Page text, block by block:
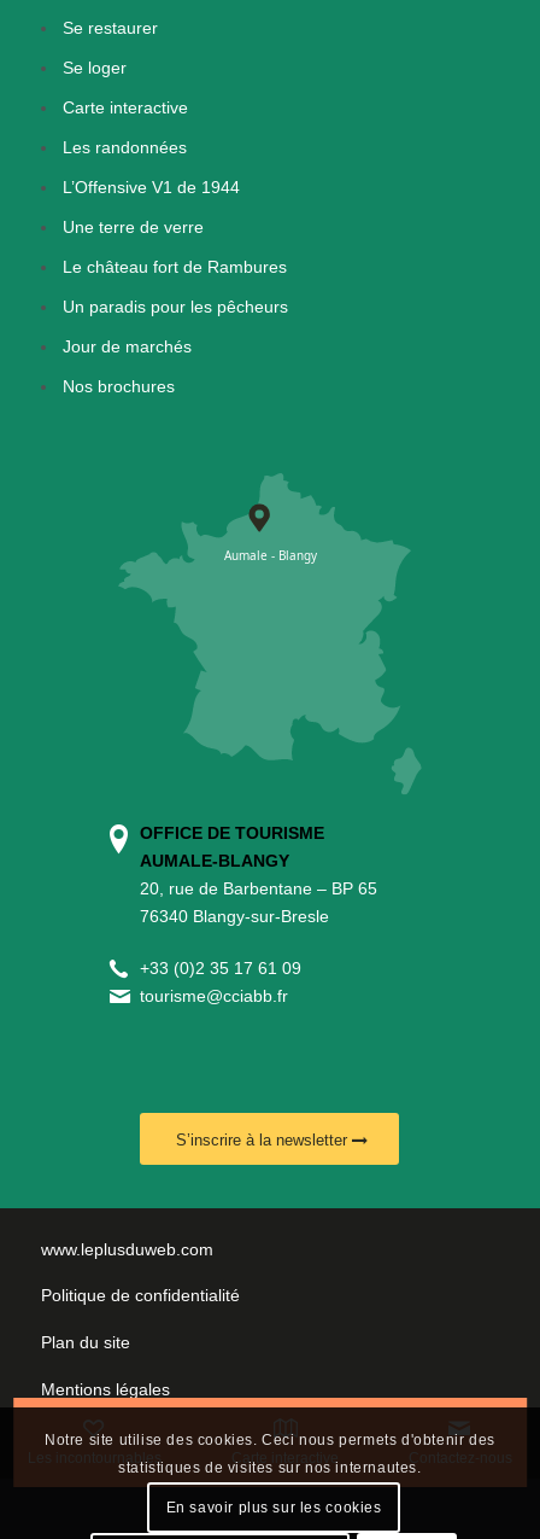
Les incontournables Carte interactive Contactez-nous
Se restaurer
Se loger
Carte interactive
Les randonnées
L’Offensive V1 de 1944
Une terre de verre
Le château fort de Rambures
Un paradis pour les pêcheurs
Jour de marchés
Nos brochures
OFFICE DE TOURISME
AUMALE-BLANGY
20, rue de Barbentane – BP 65
76340 Blangy-sur-Bresle
+33 (0)2 35 17 61 09
tourisme@cciabb.fr
S’inscrire à la newsletter
www.leplusduweb.com
Politique de confidentialité
Plan du site
Mentions légales
Nous contacter
Notre site utilise des cookies. Ceci nous permets d'obtenir des
statistiques de visites sur nos internautes.
En savoir plus sur les cookies